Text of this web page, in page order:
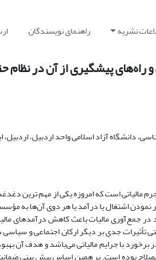
نشریه راهنمای نویسندگان
و راه‌های پیشگیری از آن در نظام
دانشگاه آزاد اسلامی واحد اردبیل، اردبیل،
مالیاتی است که امروزه یکی از مهم ترین
اشتغال یا درآمد یا هر دوی آن‌ها به
جمع‌آوری مالیات باعث کاهش درآمدهای
تأثیرات جدی بر دیگر ارکان اجتماعی و
با جرایم مالیاتی می‌باشد و هدف آن